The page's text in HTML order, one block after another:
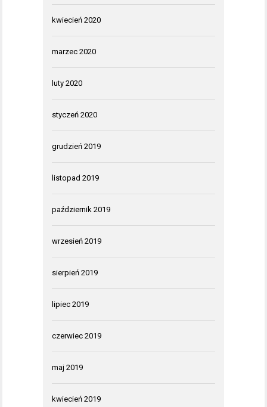
kwiecień 2020
marzec 2020
luty 2020
styczeń 2020
grudzień 2019
listopad 2019
październik 2019
wrzesień 2019
sierpień 2019
lipiec 2019
czerwiec 2019
maj 2019
kwiecień 2019